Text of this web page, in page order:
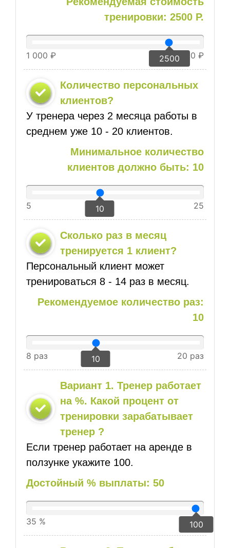
тренировки: 2500 Р.
2500
1 000 ₽ 3 000 ₽
Количество персональных
клиентов?
У тренера через 2 месяца работы в
среднем уже 10 - 20 клиентов.
Минимальное количество
клиентов должно быть: 10
10
5 25
Сколько раз в месяц
тренируется 1 клиент?
Персональный клиент может
тренироваться 8 - 14 раз в месяц.
Рекомендуемое количество раз:
10
10
8 раз 20 раз
Вариант 1. Тренер работает
на %. Какой процент от
тренировки зарабатывает
тренер ?
Если тренер работает на аренде в
ползунке укажите 100.
Достойный % выплаты: 50
100
35 % 100 %